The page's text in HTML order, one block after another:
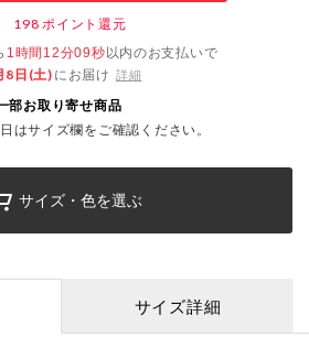
198 ポイント還元
1時間12分09秒以内のお支払いで
8日(土) にお届け 詳細
部お取り寄せ商品
はサイズ欄をご確認ください。
サイズ・色を選ぶ
サイズ詳細